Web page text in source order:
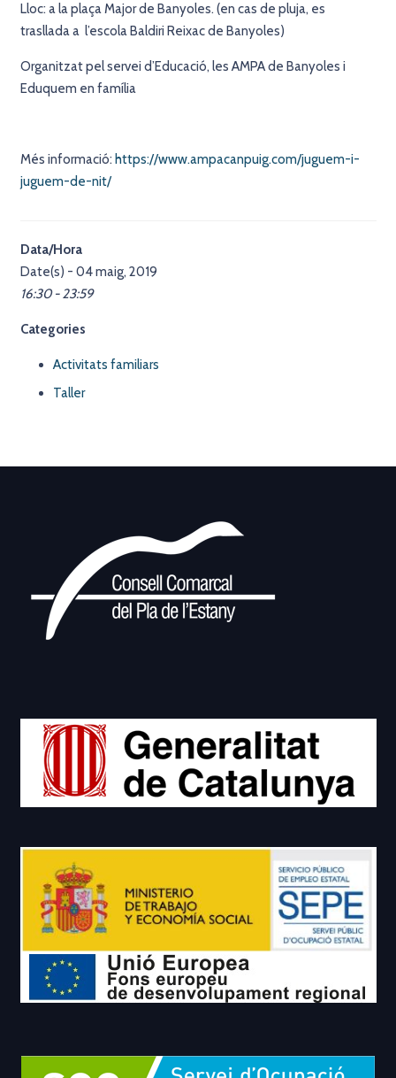
Lloc: a la plaça Major de Banyoles. (en cas de pluja, es
trasllada a l’escola Baldiri Reixac de Banyoles)
Organitzat pel servei d’Educació, les AMPA de Banyoles i
Eduquem en família
Més informació: https://www.ampacanpuig.com/juguem-i-
juguem-de-nit/
Data/Hora
Date(s) - 04 maig, 2019
16:30 - 23:59
Categories
Activitats familiars
Taller